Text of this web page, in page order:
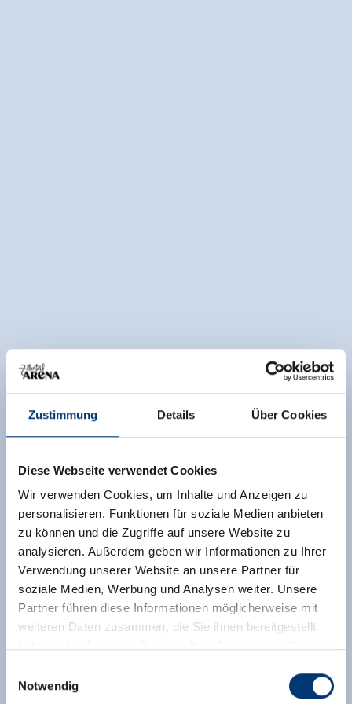
Zustimmung Details Über Cookies
Diese Webseite verwendet Cookies
Wir verwenden Cookies, um Inhalte und Anzeigen zu
personalisieren, Funktionen für soziale Medien anbieten
zu können und die Zugriffe auf unsere Website zu
analysieren. Außerdem geben wir Informationen zu Ihrer
Verwendung unserer Website an unsere Partner für
soziale Medien, Werbung und Analysen weiter. Unsere
Partner führen diese Informationen möglicherweise mit
weiteren Daten zusammen, die Sie ihnen bereitgestellt
Notwendig